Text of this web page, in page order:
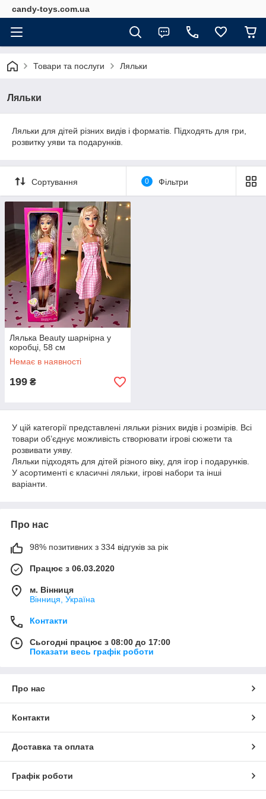
candy-toys.com.ua
Товари та послуги Ляльки
Ляльки
Ляльки для дітей різних видів і форматів. Підходять для гри,
розвитку уяви та подарунків.
Сортування 0 Фільтри
Лялька Beauty шарнірна у
коробці, 58 см
Немає в наявності
199 ₴
У цій категорії представлені ляльки різних видів і розмірів. Всі
товари об’єднує можливість створювати ігрові сюжети та
розвивати уяву.
Ляльки підходять для дітей різного віку, для ігор і подарунків.
У асортименті є класичні ляльки, ігрові набори та інші
варіанти.
Про нас
98% позитивних з 334 відгуків за рік
Працює з 06.03.2020
м. Вінниця
Вінниця, Україна
Контакти
Сьогодні працює з 08:00 до 17:00
Показати весь графік роботи
Про нас
Контакти
Доставка та оплата
Графік роботи